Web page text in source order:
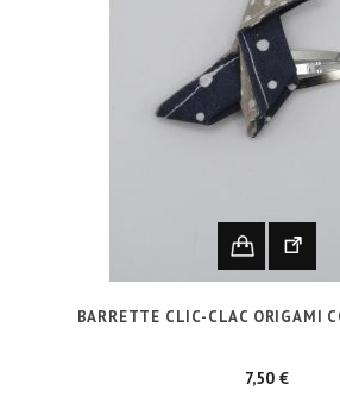
BARRETTE CLIC-CLAC ORIGAMI
7,50 €Prix